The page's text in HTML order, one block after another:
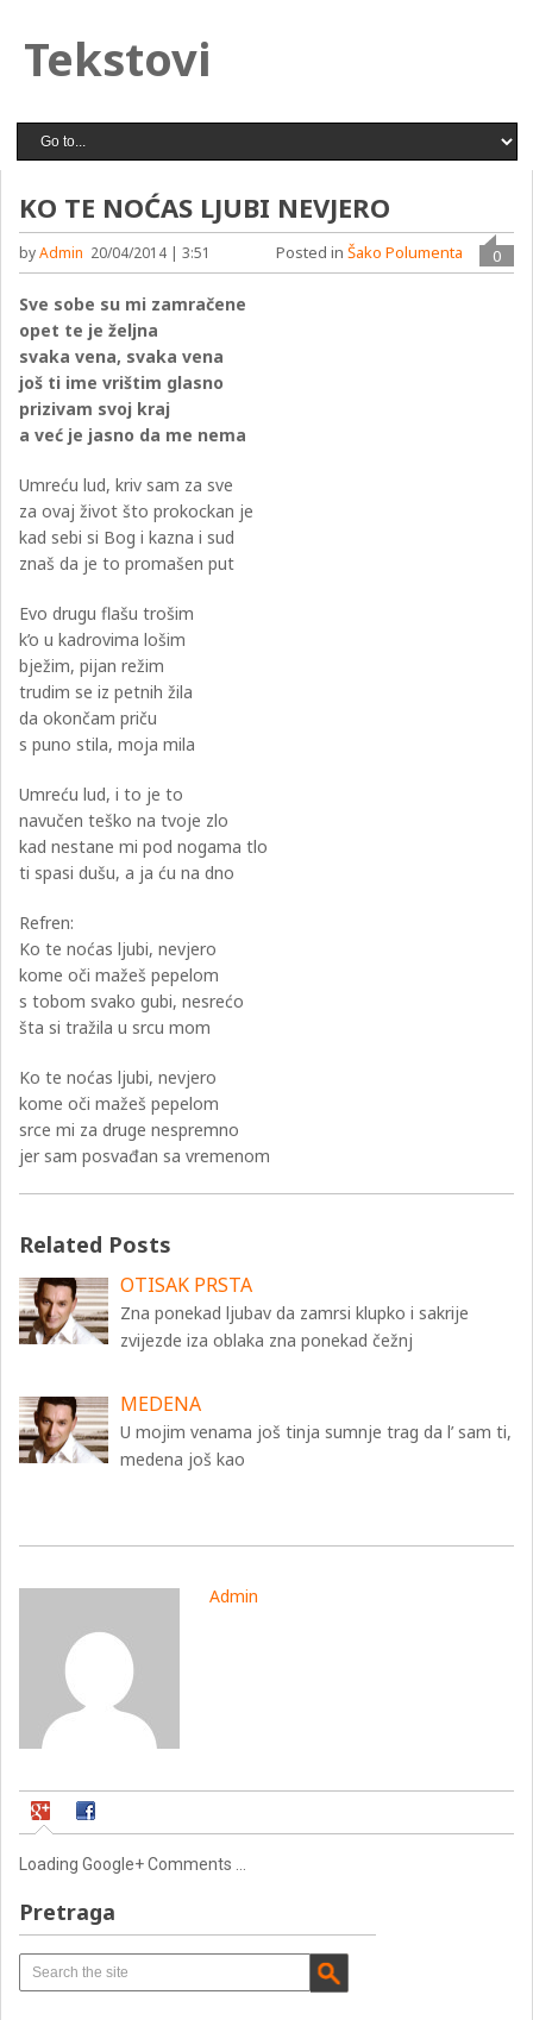
Tekstovi
KO TE NOĆAS LJUBI NEVJERO
byAdmin 20/04/2014 | 3:51 0
Posted in Šako Polumenta
Sve sobe su mi zamračene
opet te je željna
svaka vena, svaka vena
još ti ime vrištim glasno
prizivam svoj kraj
a već je jasno da me nema
Umreću lud, kriv sam za sve
za ovaj život što prokockan je
kad sebi si Bog i kazna i sud
znaš da je to promašen put
Evo drugu flašu trošim
k’o u kadrovima lošim
bježim, pijan režim
trudim se iz petnih žila
da okončam priču
s puno stila, moja mila
Umreću lud, i to je to
navučen teško na tvoje zlo
kad nestane mi pod nogama tlo
ti spasi dušu, a ja ću na dno
Refren:
Ko te noćas ljubi, nevjero
kome oči mažeš pepelom
s tobom svako gubi, nesrećo
šta si tražila u srcu mom
Ko te noćas ljubi, nevjero
kome oči mažeš pepelom
srce mi za druge nespremno
jer sam posvađan sa vremenom
Related Posts
OTISAK PRSTA
Zna ponekad ljubav da zamrsi klupko i sakrije
zvijezde iza oblaka zna ponekad čežnj
MEDENA
U mojim venama još tinja sumnje trag da l’ sam ti,
medena još kao
Admin
Loading Google+ Comments ...
Pretraga